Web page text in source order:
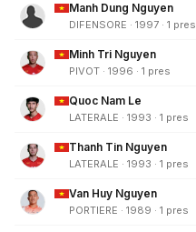
Manh Dung Nguyen
DIFENSORE · 1997 · 1 pres
Minh Tri Nguyen
PIVOT · 1996 · 1 pres
Quoc Nam Le
LATERALE · 1993 · 1 pres
Thanh Tin Nguyen
LATERALE · 1993 · 1 pres
Van Huy Nguyen
PORTIERE · 1989 · 1 pres